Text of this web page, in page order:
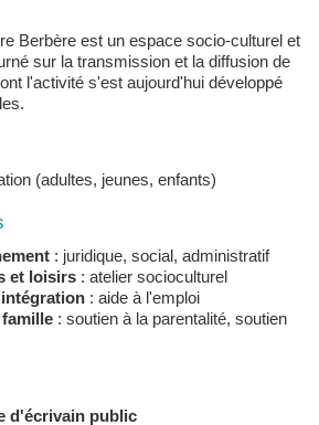
sur la transmission et la diffusion de
l'activité s'est aujourd'hui développé
(adultes, jeunes, enfants)
: juridique, social, administratif
et loisirs : atelier socioculturel
: aide à l'emploi
: soutien à la parentalité, soutien
d'écrivain public